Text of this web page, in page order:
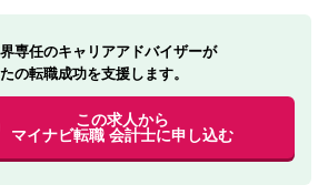
専任のキャリアアドバイザーが
の転職成功を支援します。
この求人から
マイナビ転職 会計士に申し込む